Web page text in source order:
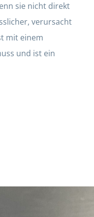
sie nicht direkt
verursacht
mit einem
und ist ein